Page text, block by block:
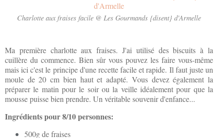
Charlotte aux fraises facile @ Les Gourmands {disent} d'Armelle
Ma première charlotte aux fraises. J'ai utilisé des biscuits à la
cuillère du commence. Bien sûr vous pouvez les faire vous-même
mais ici c'est le principe d'une recette facile et rapide. Il faut juste un
moule de 20 cm bien haut et adapté. Vous devez également la
préparer le matin pour le soir ou la veille idéalement pour que la
mousse puisse bien prendre. Un véritable souvenir d'enfance...
Ingrédients pour 8/10 personnes:
500g de fraises